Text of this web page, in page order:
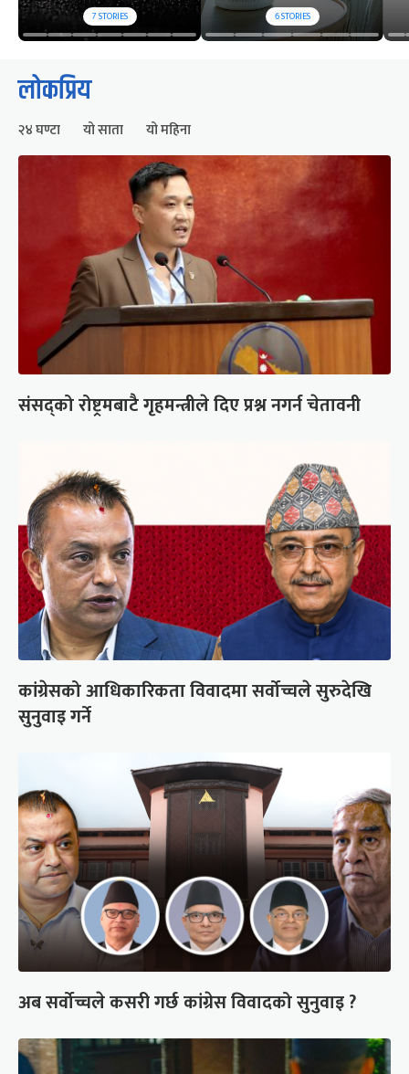
7STORIES 6STORIES
लोकप्रिय
२४ घण्टा यो साता यो महिना
संसद्को रोष्ट्रमबाटै गृहमन्त्रीले दिए प्रश्न नगर्न चेतावनी
कांग्रेसको आधिकारिकता विवादमा सर्वोच्चले सुरुदेखि
सुनुवाइ गर्ने
अब सर्वोच्चले कसरी गर्छ कांग्रेस विवादको सुनुवाइ ?